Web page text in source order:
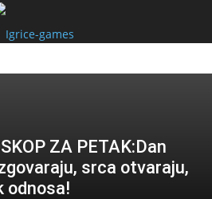
ZA PETAK:Dan
srca otvaraju,
odnosa!